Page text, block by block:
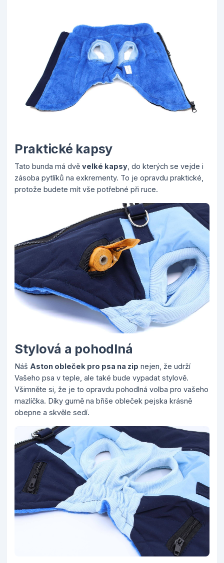
Praktické kapsy
Tato bunda má dvě velké kapsy , do kterých se vejde i
zásoba pytlíků na exkrementy. To je opravdu praktické,
protože budete mít vše potřebné při ruce.
Stylová a pohodlná
Náš Aston obleček pro psa na zip nejen, že udrží
Vašeho psa v teple, ale také bude vypadat stylově.
Všimněte si, že je to opravdu pohodlná volba pro vašeho
mazlíčka. Díky gumě na břiše obleček pejska krásně
obepne a skvěle sedí.